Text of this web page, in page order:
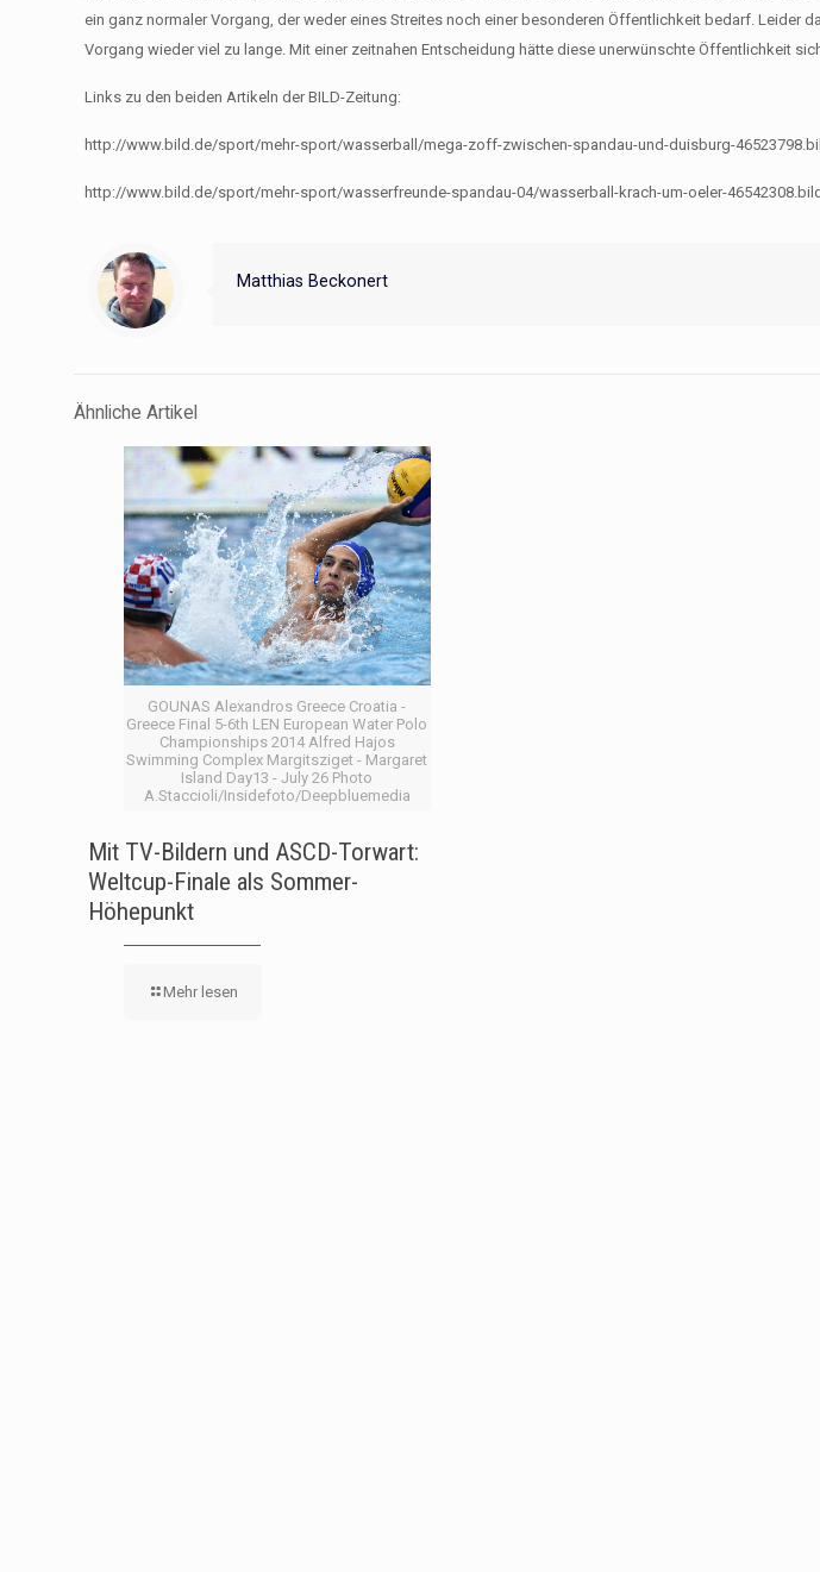
ein ganz normaler Vorgang, der weder eines Streites noch einer besonderen Öffentlichkeit bedarf. Leider
Vorgang wieder viel zu lange. Mit einer zeitnahen Entscheidung hätte diese unerwünschte Öffentlichkeit
Links zu den beiden Artikeln der BILD-Zeitung:
http://www.bild.de/sport/mehr-sport/wasserball/mega-zoff-zwischen-spandau-und-duisburg-
http://www.bild.de/sport/mehr-sport/wasserfreunde-spandau-04/wasserball-krach-um-oeler-
Matthias Beckonert
Ähnliche Artikel
GOUNAS Alexandros Greece Croatia -
Greece Final 5-6th LEN European Water Polo
Championships 2014 Alfred Hajos
Swimming Complex Margitsziget - Margaret
Island Day13 - July 26 Photo
A.Staccioli/Insidefoto/Deepbluemedia
Mit TV-Bildern und ASCD-Torwart:
Weltcup-Finale als Sommer-
Höhepunkt
Mehr lesen